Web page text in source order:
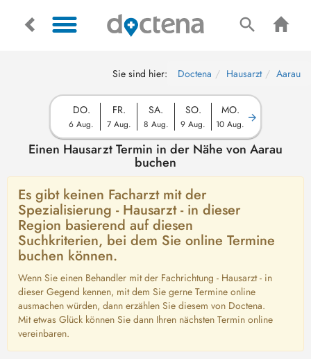
Sie sind hier: Doctena Hausarzt Aarau
DO.
6 Aug.
FR.
7 Aug.
SA.
8 Aug.
SO.
9 Aug.
MO.
10 Aug.
Einen Hausarzt Termin in der Nähe von Aarau
buchen
Es gibt keinen Facharzt mit der
Spezialisierung - Hausarzt - in dieser
Region basierend auf diesen
Suchkriterien, bei dem Sie online Termine
buchen können.
Wenn Sie einen Behandler mit der Fachrichtung - Hausarzt - in
dieser Gegend kennen, mit dem Sie gerne Termine online
ausmachen würden, dann erzählen Sie diesem von Doctena.
Mit etwas Glück können Sie dann Ihren nächsten Termin online
vereinbaren.